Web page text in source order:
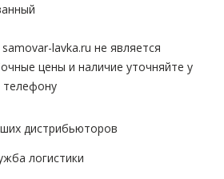
lavka.ru не является
цены и наличие уточняйте у
дистрибьюторов
логистики